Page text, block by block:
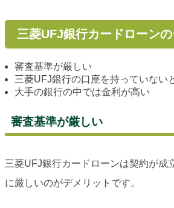
三菱UFJ銀行カードローン
審査基準が厳しい
三菱UFJ銀行の口座を持っていない
大手の銀行の中では金利が高い
審査基準が厳しい
三菱UFJ銀行カードローンは契約が成
に厳しいのがデメリットです。